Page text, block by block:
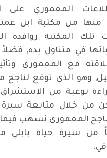
المعموري على
منها من مكتبة ابن
تلك المكتبة روافده
في متناول يده,
مع المعموري
وهو الذي توقع لناجح
نوعية من الاستشراق
من خلال متابعة سيرة
ناجح المعموري نسهب
من سيرة حياة بابلي